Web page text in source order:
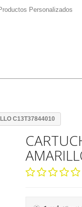
Personalizados
C13T37844010